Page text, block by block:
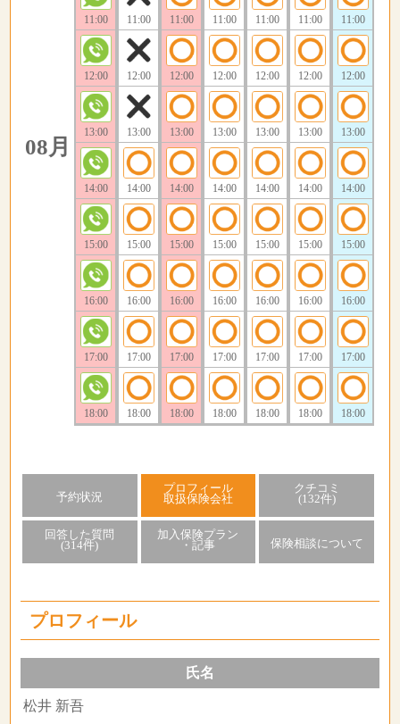
08月
11:00
12:00
13:00
14:00
15:00
16:00
17:00
18:00
11:00
12:00
13:00
14:00
15:00
16:00
17:00
18:00
11:00
12:00
13:00
14:00
15:00
16:00
17:00
18:00
11:00
12:00
13:00
14:00
15:00
16:00
17:00
18:00
11:00
12:00
13:00
14:00
15:00
16:00
17:00
18:00
11:00
12:00
13:00
14:00
15:00
16:00
17:00
18:00
11:00
12:00
13:00
14:00
15:00
16:00
17:00
18:00
予約状況
プロフィール
取扱保険会社
クチコミ
(132件)
回答した質問
(314件)
加入保険プラン
・記事
保険相談について
プロフィール
氏名
松井 新吾